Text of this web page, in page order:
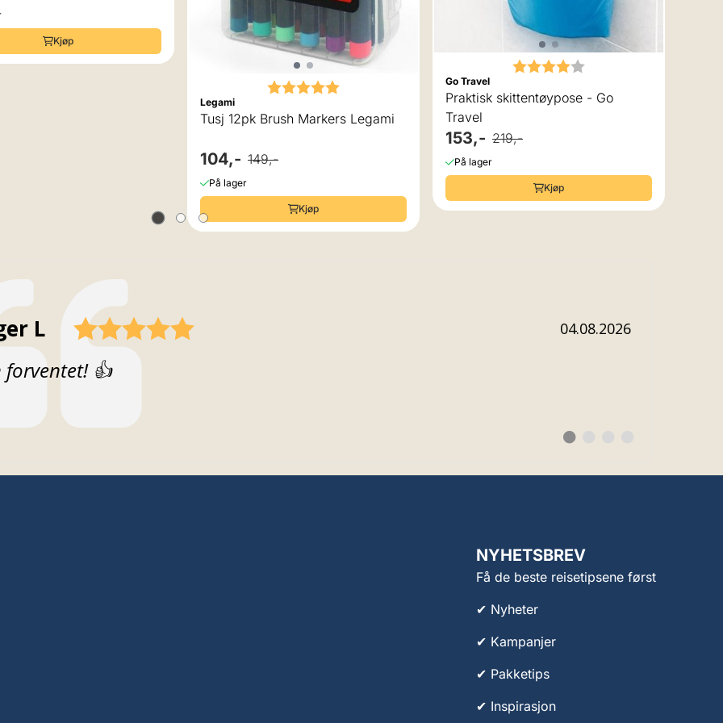
Kjøp
Karakter:
Legami
Tusj 12pk Brush Markers Legami
104,- 149,-
På lager
Kjøp
Karakter:
Go Travel
Praktisk skittentøypose - Go
Travel
153,- 219,-
På lager
Kjøp
L Dato:
04.08.2026
forventet! 👍
Bytt
testimonial
testimonial
testimonial
testimonial
NYHETSBREV
Få de beste reisetipsene først
✔ Nyheter
✔ Kampanjer
✔ Pakketips
✔ Inspirasjon